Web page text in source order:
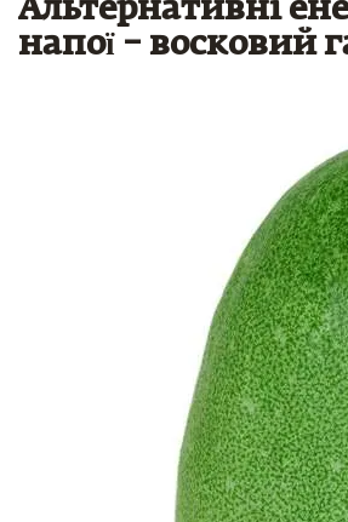
Альтернативні
напої – восковий